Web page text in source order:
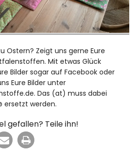
Ostern? Zeigt uns gerne Eure
Mit etwas Glück
Bilder sogar auf Facebook oder
Eure Bilder unter
Das (at) muss dabei
ersetzt werden.
gefallen? Teile ihn!